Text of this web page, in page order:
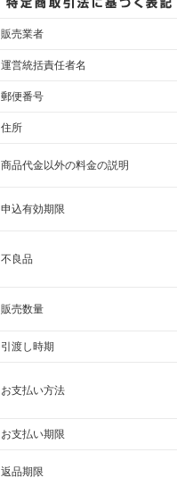
販売業者
運営統括責任者名
郵便番号
住所
商品代金以外の料金の説明
申込有効期限
不良品
販売数量
引渡し時期
お支払い方法
お支払い期限
返品期限